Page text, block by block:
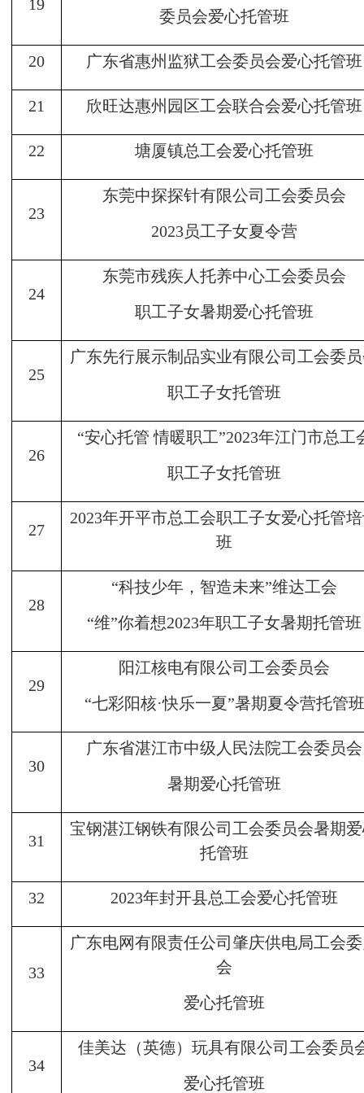
19
委员会爱心托管班
20 广东省惠州监狱工会委员会爱心托管班
21 欣旺达惠州园区工会联合会爱心托管班
22 塘厦镇总工会爱心托管班
23
东莞中探探针有限公司工会委员会
2023员工子女夏令营
24
东莞市残疾人托养中心工会委员会
职工子女暑期爱心托管班
25
广东先行展示制品实业有限公司工会委
职工子女托管班
26
“安心托管 情暖职工”2023年江门市总工
职工子女托管班
27
2023年开平市总工会职工子女爱心托管
班
28
“科技少年，智造未来”维达工会
“维”你着想2023年职工子女暑期托管班
29
阳江核电有限公司工会委员会
“七彩阳核·快乐一夏”暑期夏令营托管班
30
广东省湛江市中级人民法院工会委员会
暑期爱心托管班
31
宝钢湛江钢铁有限公司工会委员会暑期
托管班
32 2023年封开县总工会爱心托管班
33
广东电网有限责任公司肇庆供电局工会
会
爱心托管班
34
佳美达（英德）玩具有限公司工会委员
爱心托管班